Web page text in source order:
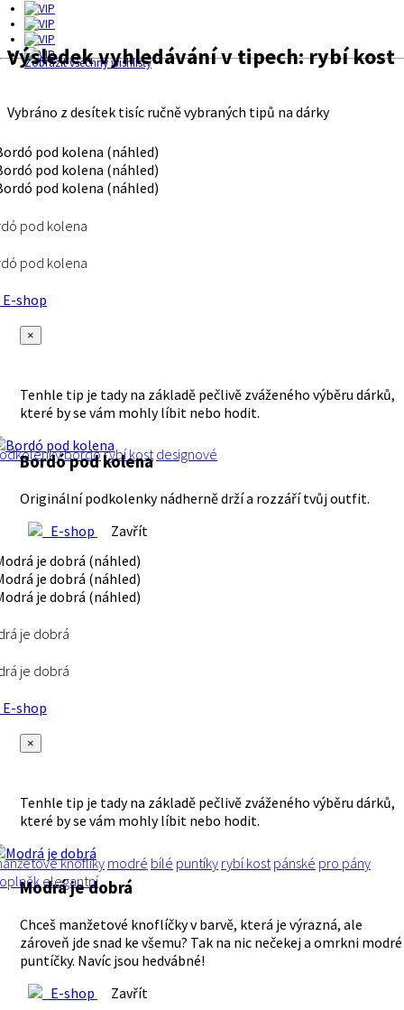
Zobrazit všechny wishlisty
Výsledek vyhledávání v tipech:rybí kost
Vybráno z desítek tisíc ručně vybraných tipů na dárky
pod kolena
pod kolena
shop
×
Tenhle tip je tady na základě pečlivě zváženého výběru dárků,
které by se vám mohly líbit nebo hodit.
bordórybí kost designové
Bordó pod kolena
Originální podkolenky nádherně drží a rozzáří tvůj outfit.
E-shop
Zavřít
je dobrá
je dobrá
shop
×
Tenhle tip je tady na základě pečlivě zváženého výběru dárků,
které by se vám mohly líbit nebo hodit.
knoflíky modré bílé puntíky rybí kost pánské pro pány
elegantní
Modrá je dobrá
Chceš manžetové knoflíčky v barvě, která je výrazná, ale
zároveň jde snad ke všemu? Tak na nic nečekej a omrkni modré
puntíčky. Navíc jsou hedvábné!
E-shop
Zavřít